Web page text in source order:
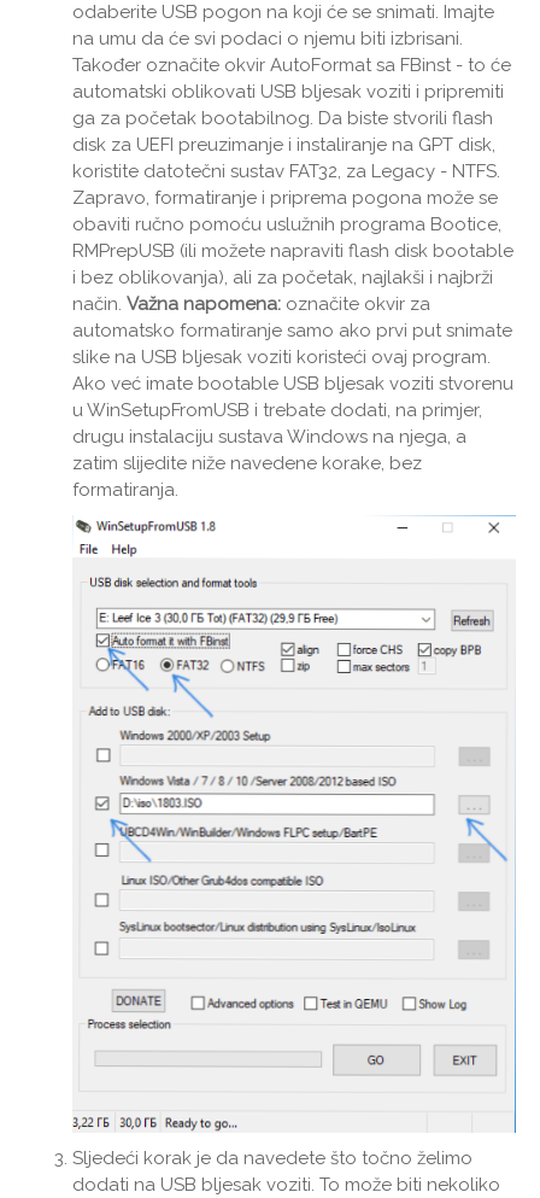
odaberite USB pogon na koji će se snimati. Imajte
na umu da će svi podaci o njemu biti izbrisani.
Također označite okvir AutoFormat sa FBinst - to će
automatski oblikovati USB bljesak voziti i pripremiti
ga za početak bootabilnog. Da biste stvorili flash
disk za UEFI preuzimanje i instaliranje na GPT disk,
koristite datotečni sustav FAT32, za Legacy - NTFS.
Zapravo, formatiranje i priprema pogona može se
obaviti ručno pomoću uslužnih programa Bootice,
RMPrepUSB (ili možete napraviti flash disk bootable
i bez oblikovanja), ali za početak, najlakši i najbrži
način. Važna napomena: označite okvir za
automatsko formatiranje samo ako prvi put snimate
slike na USB bljesak voziti koristeći ovaj program.
Ako već imate bootable USB bljesak voziti stvorenu
u WinSetupFromUSB i trebate dodati, na primjer,
drugu instalaciju sustava Windows na njega, a
zatim slijedite niže navedene korake, bez
formatiranja.
Sljedeći korak je da navedete što točno želimo
dodati na USB bljesak voziti. To može biti nekoliko